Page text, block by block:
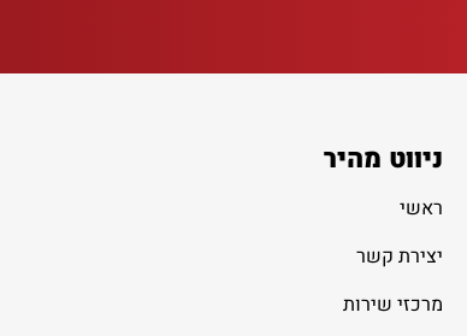
ניווט מהיר
ראשי
יצירת קשר
מרכזי שירות